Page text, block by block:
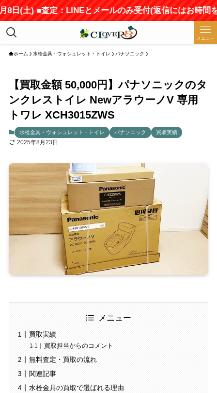
(土) ■査定：LINEとメールのみ受付(返信にはお時間をい
メニュー
ホーム 水栓金具・ウォシュレット・トイレ パナソニック
【買取金額 50,000円】パナソニックのタ
ンクレストイレ NewアラウーノV 専用
トワレ XCH3015ZWS
水栓金具・ウォシュレット・トイレ パナソニック 買取実績
2025年8月23日
メニュー
買取実績
買取担当からのコメント
無料査定・買取の流れ
関連記事
水栓金具の買取で選ばれる理由